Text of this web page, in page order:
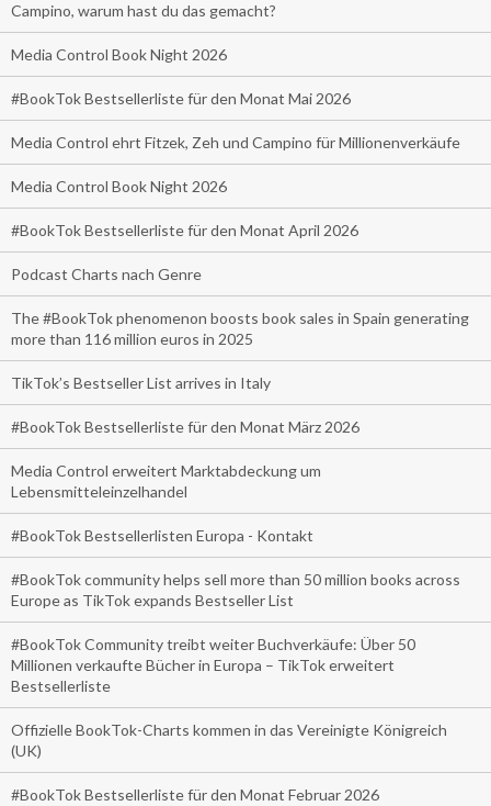
Campino, warum hast du das gemacht?
Media Control Book Night 2026
#BookTok Bestsellerliste für den Monat Mai 2026
Media Control ehrt Fitzek, Zeh und Campino für Millionenverkäufe
Media Control Book Night 2026
#BookTok Bestsellerliste für den Monat April 2026
Podcast Charts nach Genre
The #BookTok phenomenon boosts book sales in Spain generating
more than 116 million euros in 2025
TikTok’s Bestseller List arrives in Italy
#BookTok Bestsellerliste für den Monat März 2026
Media Control erweitert Marktabdeckung um
Lebensmitteleinzelhandel
#BookTok Bestsellerlisten Europa - Kontakt
#BookTok community helps sell more than 50 million books across
Europe as TikTok expands Bestseller List
#BookTok Community treibt weiter Buchverkäufe: Über 50
Millionen verkaufte Bücher in Europa – TikTok erweitert
Bestsellerliste
Offizielle BookTok-Charts kommen in das Vereinigte Königreich
(UK)
#BookTok Bestsellerliste für den Monat Februar 2026